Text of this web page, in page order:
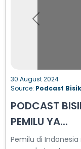
Previous
30 August 2024
Source: Podcast
PODCAST
PEMILU YA...
Pemilu di